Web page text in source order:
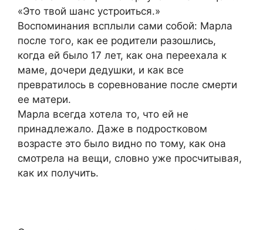
«Это твой шанс устроиться.»
Воспоминания всплыли сами собой: Марла
после того, как ее родители разошлись,
когда ей было 17 лет, как она переехала к
маме, дочери дедушки, и как все
превратилось в соревнование после смерти
ее матери.
Марла всегда хотела то, что ей не
принадлежало. Даже в подростковом
возрасте это было видно по тому, как она
смотрела на вещи, словно уже просчитывая,
как их получить.